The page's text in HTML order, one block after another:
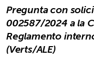
Pregunta con
002587/2024 a la
Reglamento
(Verts/ALE)